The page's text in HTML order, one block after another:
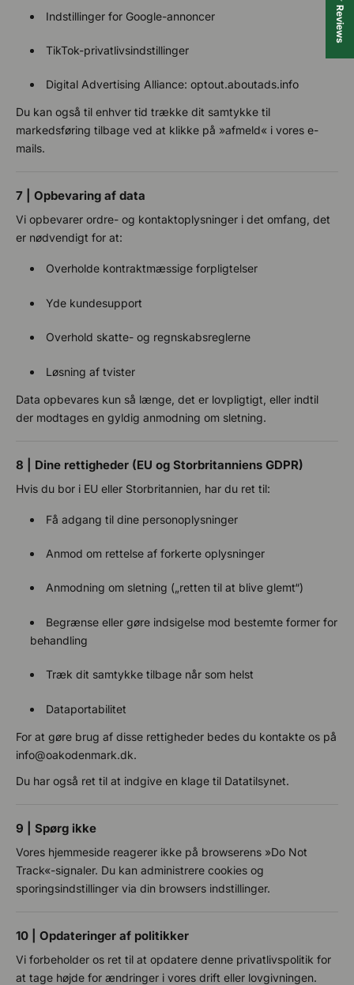
Indstillinger for Google-annoncer
TikTok-privatlivsindstillinger
Digital Advertising Alliance: optout.aboutads.info
Du kan også til enhver tid trække dit samtykke til
markedsføring tilbage ved at klikke på »afmeld« i vores e-
mails.
7 | Opbevaring af data
Vi opbevarer ordre- og kontaktoplysninger i det omfang, det
er nødvendigt for at:
Overholde kontraktmæssige forpligtelser
Yde kundesupport
Overhold skatte- og regnskabsreglerne
Løsning af tvister
Data opbevares kun så længe, det er lovpligtigt, eller indtil
der modtages en gyldig anmodning om sletning.
8 | Dine rettigheder (EU og Storbritanniens GDPR)
Hvis du bor i EU eller Storbritannien, har du ret til:
Få adgang til dine personoplysninger
Anmod om rettelse af forkerte oplysninger
Anmodning om sletning („retten til at blive glemt“)
Begrænse eller gøre indsigelse mod bestemte former for
behandling
Træk dit samtykke tilbage når som helst
Dataportabilitet
For at gøre brug af disse rettigheder bedes du kontakte os på
info@oakodenmark.dk.
Du har også ret til at indgive en klage til Datatilsynet.
9 | Spørg ikke
Vores hjemmeside reagerer ikke på browserens »Do Not
Track«-signaler. Du kan administrere cookies og
sporingsindstillinger via din browsers indstillinger.
10 | Opdateringer af politikker
Vi forbeholder os ret til at opdatere denne privatlivspolitik for
at tage højde for ændringer i vores drift eller lovgivningen.
★ Reviews